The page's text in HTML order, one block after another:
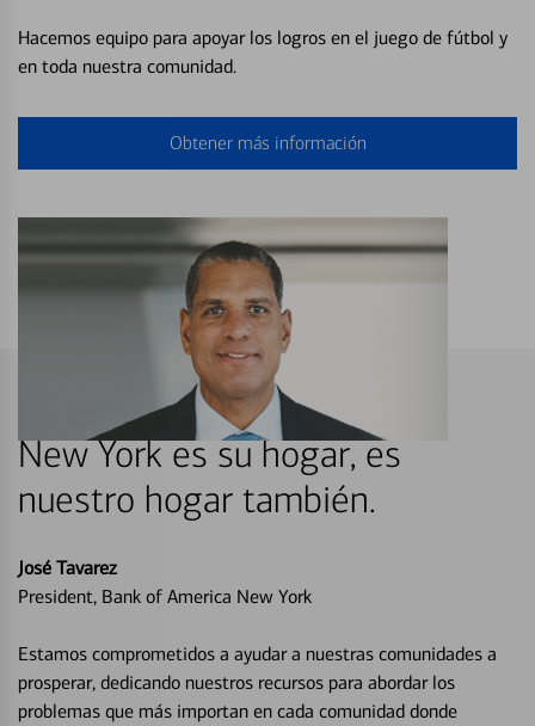
Hacemos equipo para apoyar los logros en el juego de fútbol y
en toda nuestra comunidad.
Obtener más información
New York es su hogar, es
nuestro hogar también.
José Tavarez
President, Bank of America New York
Estamos comprometidos a ayudar a nuestras comunidades a
prosperar, dedicando nuestros recursos para abordar los
problemas que más importan en cada comunidad donde